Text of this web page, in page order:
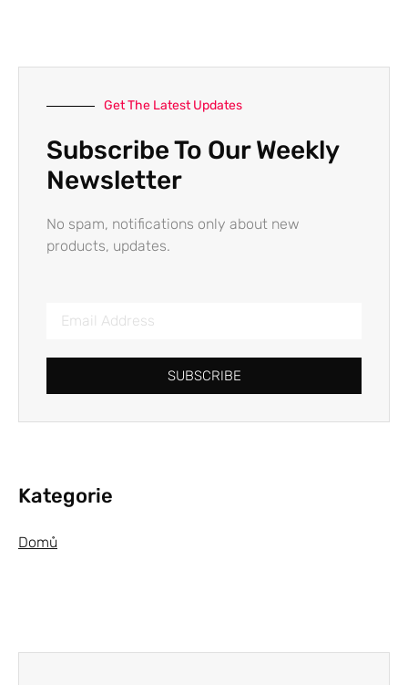
Get The Latest Updates
Subscribe To Our Weekly
Newsletter
No spam, notifications only about new
products, updates.
SUBSCRIBE
Kategorie
Domů